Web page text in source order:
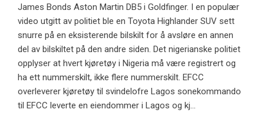
James Bonds Aston Martin DB5 i Goldfinger. I en populær
video utgitt av politiet ble en Toyota Highlander SUV sett
snurre på en eksisterende bilskilt for å avsløre en annen
del av bilskiltet på den andre siden. Det nigerianske politiet
opplyser at hvert kjøretøy i Nigeria må være registrert og
ha ett nummerskilt, ikke flere nummerskilt. EFCC
overleverer kjøretøy til svindelofre Lagos sonekommando
til EFCC leverte en eiendommer i Lagos og kj...